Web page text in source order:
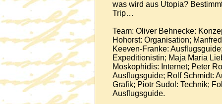
was wird aus Utopia?
Trip…
Team: Oliver Behnecke:
Hohorst: Organisation;
Keeven-Franke:
Expeditionistin; Maja Maria
Moskophidis: Internet; Peter
Ausflugsguide; Rolf Schmidt:
Grafik; Piotr Sudol: Technik;
Ausflugsguide.